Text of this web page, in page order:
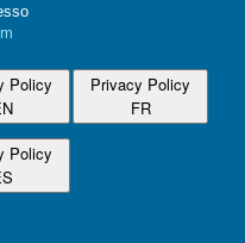
Policy
Privacy Policy
FR
Policy